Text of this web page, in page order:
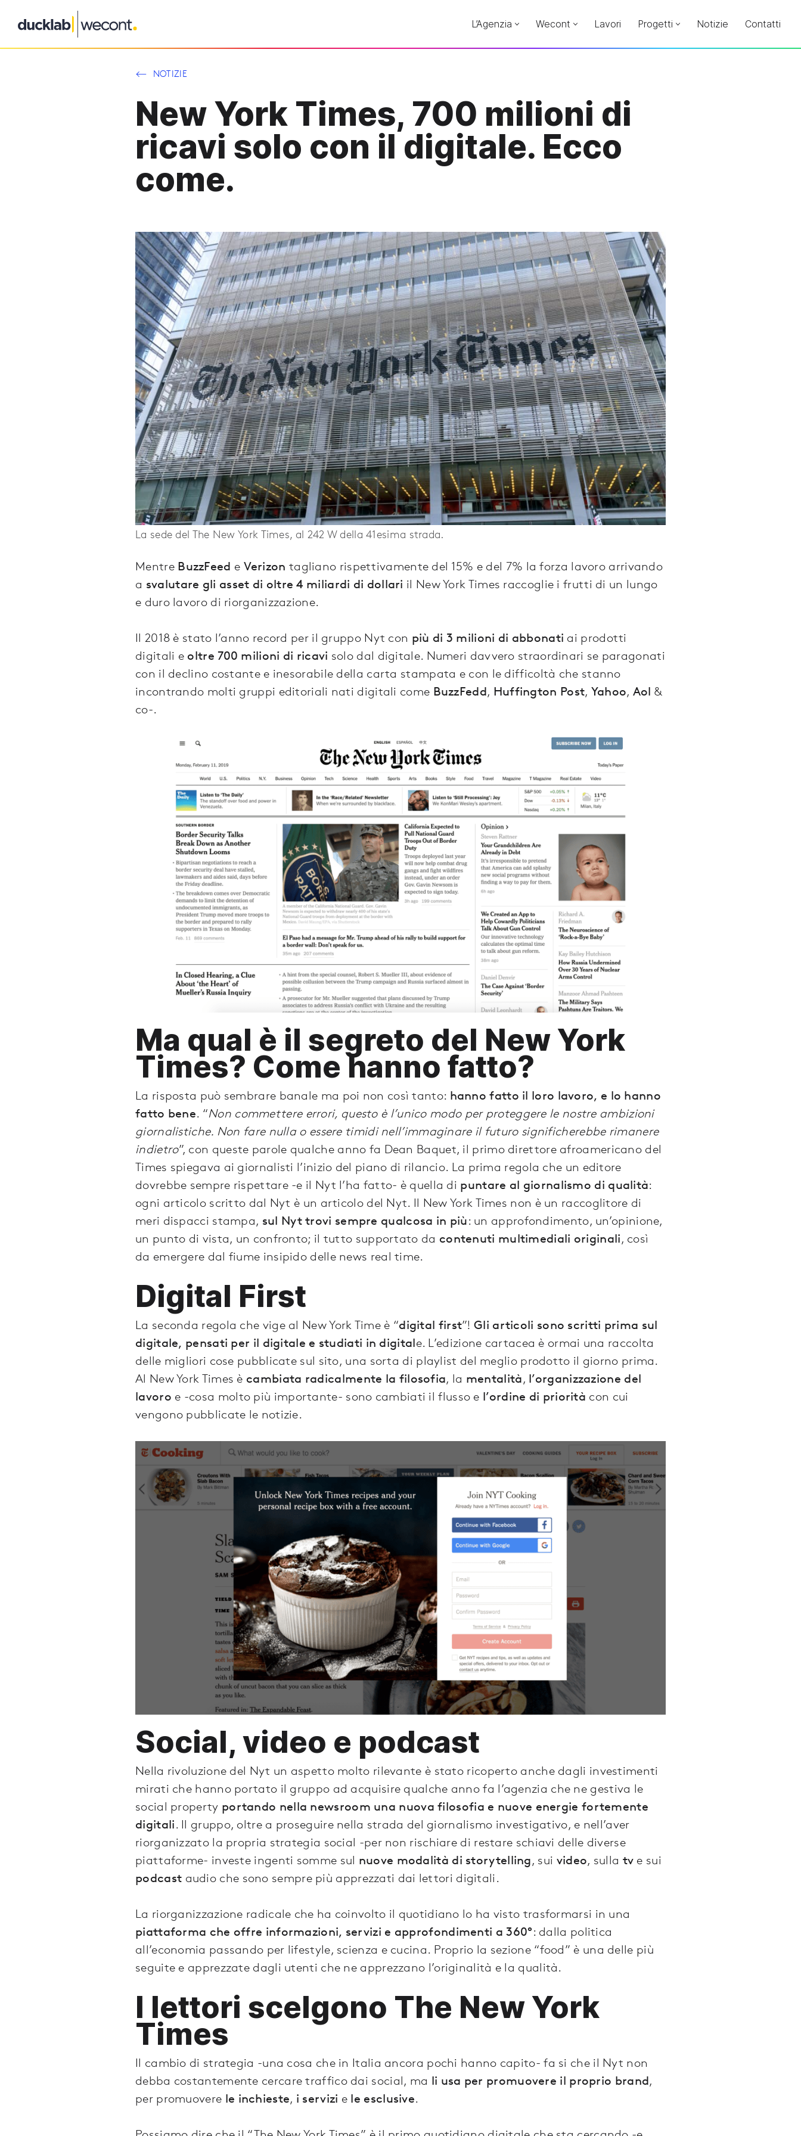
Vai
al
L’Agenzia Wecont Lavori Progetti Notizie Contatti
NOTIZIE
New York Times, 700 milioni di
ricavi solo con il digitale. Ecco
come.
La sede del The New York Times, al 242 W della 41esima strada.
Mentre BuzzFeed e Verizon tagliano rispettivamente del 15% e del 7% la forza lavoro arrivando
a svalutare gli asset di oltre 4 miliardi di dollari il New York Times raccoglie i frutti di un lungo
e duro lavoro di riorganizzazione.
Il 2018 è stato l’anno record per il gruppo Nyt con più di 3 milioni di abbonati ai prodotti
digitali e oltre 700 milioni di ricavi solo dal digitale. Numeri davvero straordinari se paragonati
con il declino costante e inesorabile della carta stampata e con le difficoltà che stanno
incontrando molti gruppi editoriali nati digitali come BuzzFedd, Huffington Post, Yahoo, Aol &
co-.
Ma qual è il segreto del New York
Times? Come hanno fatto?
La risposta può sembrare banale ma poi non così tanto: hanno fatto il loro lavoro, e lo hanno
fatto bene. “Non commettere errori, questo è l’unico modo per proteggere le nostre ambizioni
giornalistiche. Non fare nulla o essere timidi nell’immaginare il futuro significherebbe rimanere
indietro”, con queste parole qualche anno fa Dean Baquet, il primo direttore afroamericano del
Times spiegava ai giornalisti l’inizio del piano di rilancio. La prima regola che un editore
dovrebbe sempre rispettare -e il Nyt l’ha fatto- è quella di puntare al giornalismo di qualità:
ogni articolo scritto dal Nyt è un articolo del Nyt. Il New York Times non è un raccoglitore di
meri dispacci stampa, sul Nyt trovi sempre qualcosa in più: un approfondimento, un’opinione,
un punto di vista, un confronto; il tutto supportato da contenuti multimediali originali, così
da emergere dal fiume insipido delle news real time.
Digital First
La seconda regola che vige al New York Time è “digital first”!Gli articoli sono scritti prima sul
digitale, pensati per il digitale e studiati in digitale. L’edizione cartacea è ormai una raccolta
delle migliori cose pubblicate sul sito, una sorta di playlist del meglio prodotto il giorno prima.
Al New York Times è cambiata radicalmente la filosofia, la mentalità, l’organizzazione del
lavoro e -cosa molto più importante- sono cambiati il flusso e l’ordine di priorità con cui
vengono pubblicate le notizie.
Social, video e podcast
Nella rivoluzione del Nyt un aspetto molto rilevante è stato ricoperto anche dagli investimenti
mirati che hanno portato il gruppo ad acquisire qualche anno fa l’agenzia che ne gestiva le
social property portando nella newsroom una nuova filosofia e nuove energie fortemente
digitali. Il gruppo, oltre a proseguire nella strada del giornalismo investigativo, e nell’aver
riorganizzato la propria strategia social -per non rischiare di restare schiavi delle diverse
piattaforme- investe ingenti somme sul nuove modalità di storytelling, sui video, sulla tv e sui
podcast audio che sono sempre più apprezzati dai lettori digitali.
La riorganizzazione radicale che ha coinvolto il quotidiano lo ha visto trasformarsi in una
piattaforma che offre informazioni, servizi e approfondimenti a 360°: dalla politica
all’economia passando per lifestyle, scienza e cucina. Proprio la sezione “food” è una delle più
seguite e apprezzate dagli utenti che ne apprezzano l’originalità e la qualità.
I lettori scelgono The New York
Times
Il cambio di strategia -una cosa che in Italia ancora pochi hanno capito- fa si che il Nyt non
debba costantemente cercare traffico dai social, ma li usa per promuovere il proprio brand,
per promuovere le inchieste, i servizi e le esclusive.